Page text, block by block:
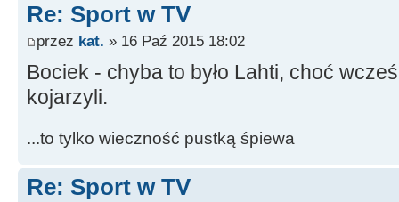
Re: Sport w TV
przez kat. » 16 Paź 2015 18:02
Bociek - chyba to było Lahti, choć
kojarzyli.
...to tylko wieczność pustką śpiewa
Re: Sport w TV